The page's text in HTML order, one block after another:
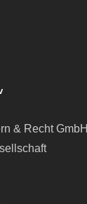
& Recht GmbH